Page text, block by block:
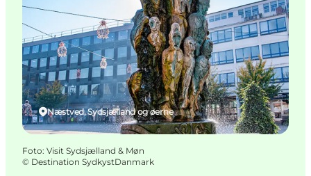
Events
Spis
Overnat
Planlæg din tur
Næstved, Sydsjælland og øerne
Foto: Visit Sydsjælland & Møn
© Destination SydkystDanmark